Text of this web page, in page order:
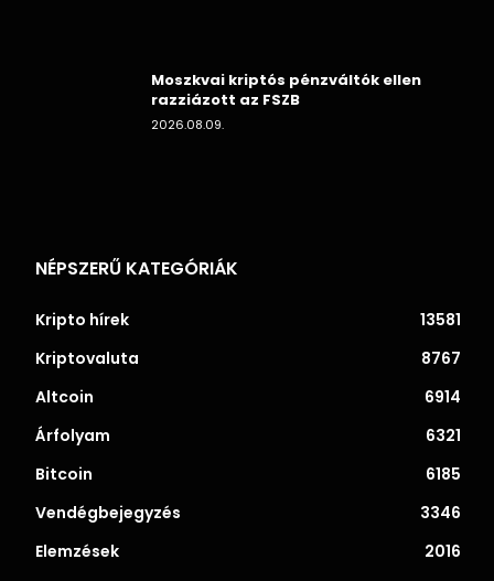
Moszkvai kriptós pénzváltók ellen
razziázott az FSZB
2026.08.09.
NÉPSZERŰ KATEGÓRIÁK
Kripto hírek
13581
Kriptovaluta
8767
Altcoin
6914
Árfolyam
6321
Bitcoin
6185
Vendégbejegyzés
3346
Elemzések
2016